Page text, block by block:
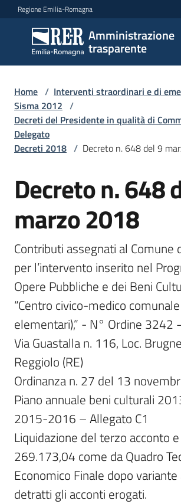
Vai al contenuto
Vai alla navigazione
Vai al footer
Regione Emilia-Romagna
Amministrazione
trasparente
Amministrazione
trasparente
Sottosezioni
Accesso
Home / Interventi straordinari e di
Sisma 2012 /
Decreti del Presidente in qualità di
Delegato
Decreti 2018 / Decreto n. 648 del 9
Decreto n. 648
marzo 2018
Contributi assegnati al Comune
per l’intervento inserito nel
Opere Pubbliche e dei Beni
“Centro civico-medico
elementari),” - N° Ordine 3242
Via Guastalla n. 116, Loc.
Reggiolo (RE)
Ordinanza n. 27 del 13
Piano annuale beni culturali
2015-2016 – Allegato C1
Liquidazione del terzo acconto
269.173,04 come da Quadro
Economico Finale dopo
detratti gli acconti erogati.